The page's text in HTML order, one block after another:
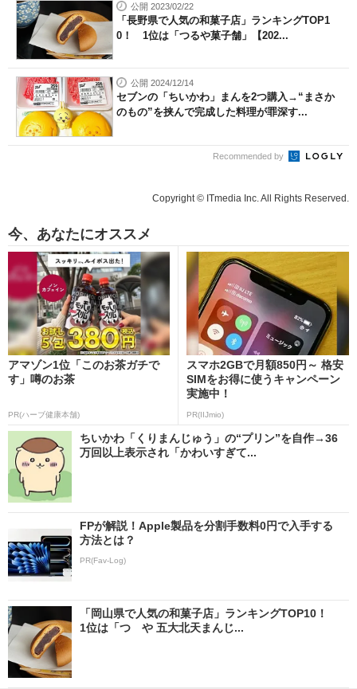
公開 2023/02/22
「長野県で人気の和菓子店」ランキングTOP1
0！ 1位は「つるや菓子舗」【202...
公開 2024/12/14
セブンの「ちいかわ」まんを2つ購入→“まさか
のもの”を挟んで完成した料理が罪深す...
Recommended by
Copyright © ITmedia Inc. All Rights Reserved.
今、あなたにオススメ
アマゾン1位「このお茶ガチで
す」噂のお茶
PR(ハーブ健康本舗)
スマホ2GBで月額850円～ 格安
SIMをお得に使うキャンペーン
実施中！
PR(IIJmio)
ちいかわ「くりまんじゅう」の“プリン”を自作→36
万回以上表示され「かわいすぎて...
FPが解説！Apple製品を分割手数料0円で入手する
方法とは？
PR(Fav-Log)
「岡山県で人気の和菓子店」ランキングTOP10！
1位は「つゝや 五大北天まんじ...